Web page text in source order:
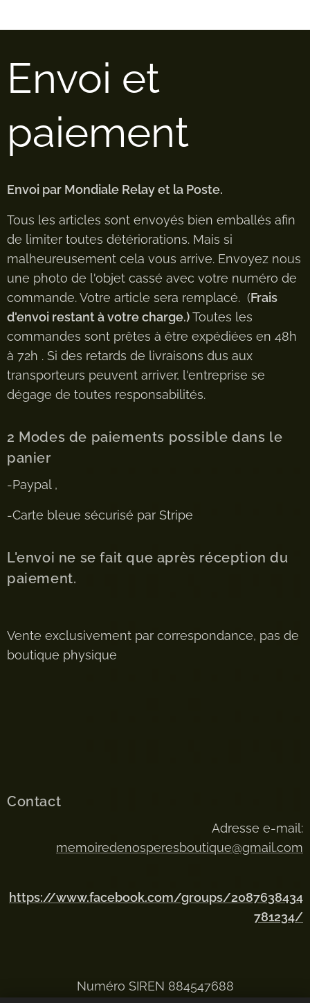
Envoi et
paiement
Envoi par Mondiale Relay et la Poste.
Tous les articles sont envoyés bien emballés afin
de limiter toutes détériorations. Mais si
malheureusement cela vous arrive. Envoyez nous
une photo de l'objet cassé avec votre numéro de
commande. Votre article sera remplacé. (Frais
d'envoi restant à votre charge.)Toutes les
commandes sont prêtes à être expédiées en 48h
à 72h . Si des retards de livraisons dus aux
transporteurs peuvent arriver, l'entreprise se
dégage de toutes responsabilités.
2 Modes de paiements possible dans le
panier
-Paypal ,
-Carte bleue sécurisé par Stripe
L'envoi ne se fait que après réception du
paiement.
Vente exclusivement par correspondance, pas de
boutique physique
Contact
Adresse e-mail:
memoiredenosperesboutique@gmail.com
https://www.facebook.com/groups/2087638434
781234/
Numéro SIREN 884547688